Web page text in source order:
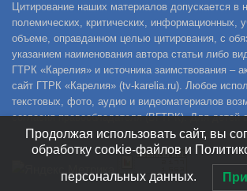
Цитирование наших материалов допускается в
полемических, критических, информационных,
объеме, оправданном целью цитирования, с
указанием наименования автора статьи либо
ГТРК «Карелия» и источника заимствования –
сайт ГТРК «Карелия» (tv-karelia.ru). Любое
текстовых, фото, аудио и видеоматериалов
согласия правообладателя (ВГТРК). Для детей
Продолжая использовать сайт, вы
обработку cookie-файлов и
персональных данных.